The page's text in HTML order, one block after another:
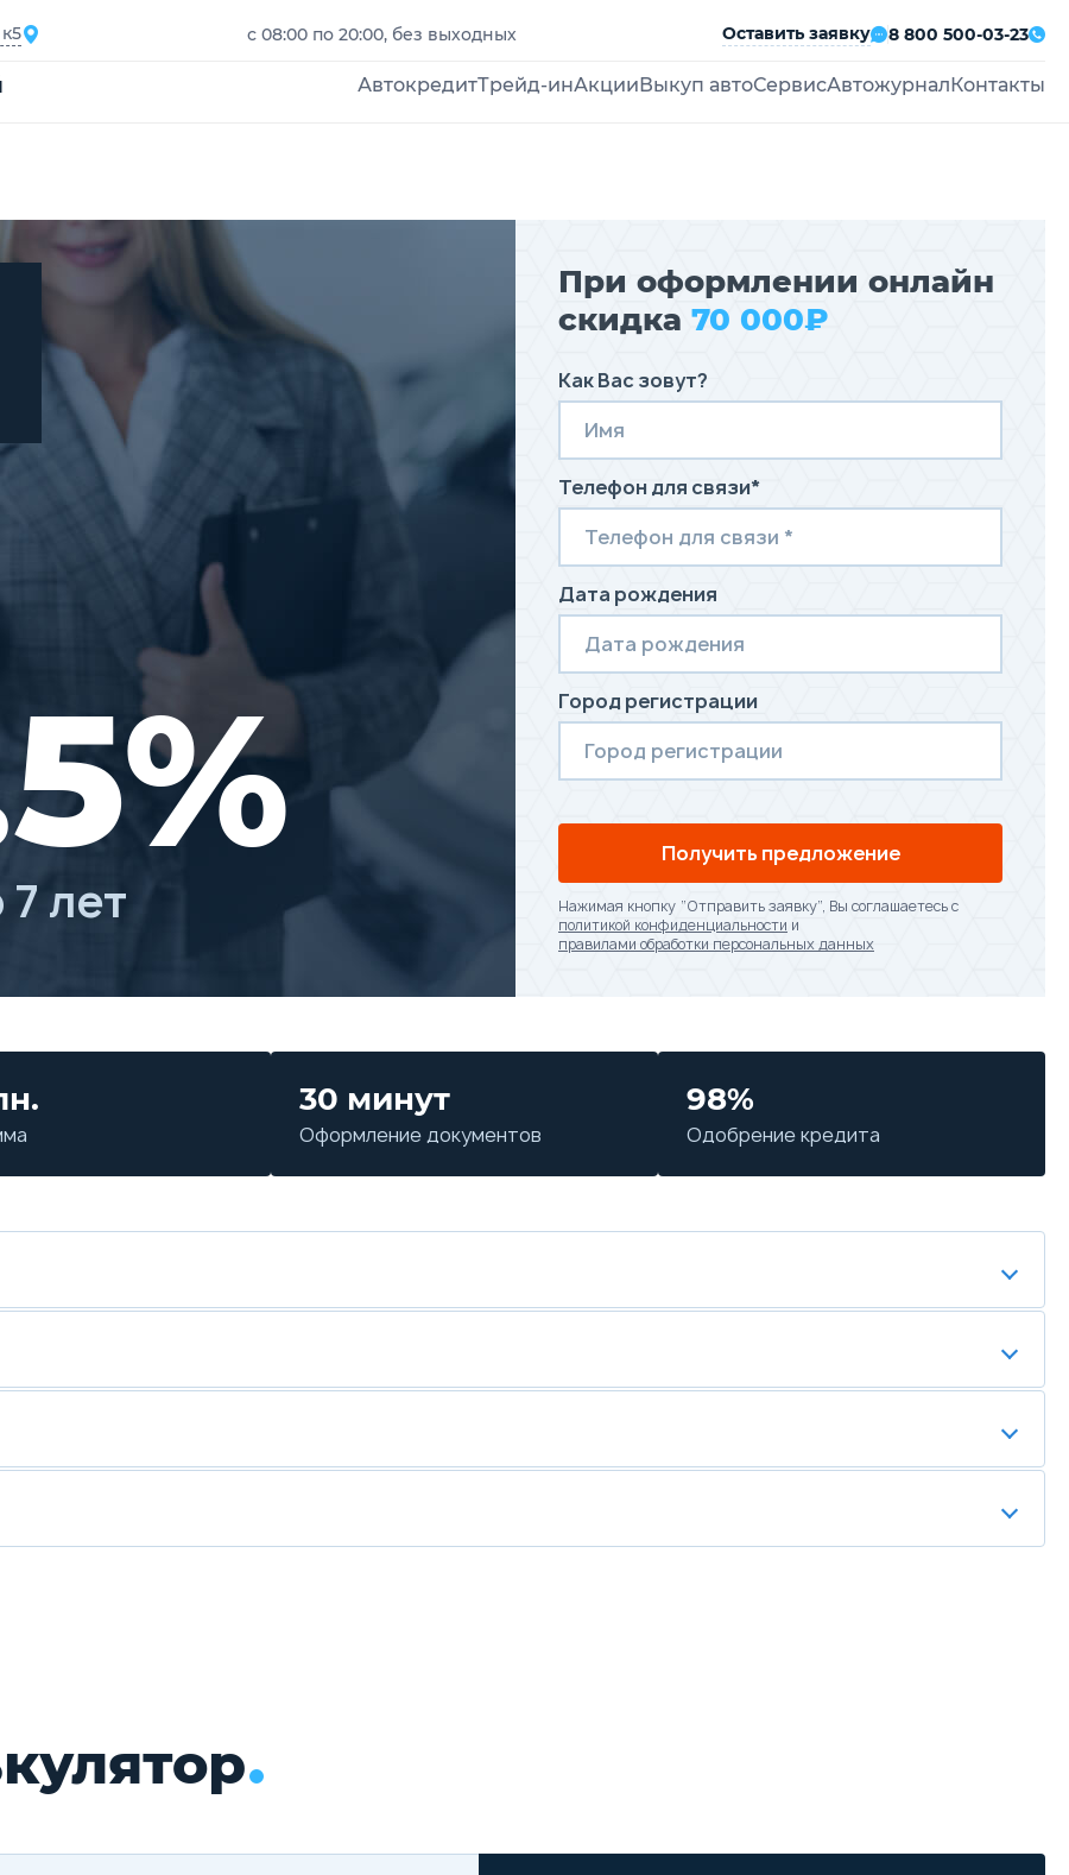
с 08:00 по 20:00, без выходных Оставить заявку 8 800 500-03-23
АвтокредитТрейд-инАкции Выкуп автоСервисАвтожурнал Контакты
лет
При оформлении онлайн
скидка 70 000₽
Как Вас зовут?
Телефон для связи*
Дата рождения
Город регистрации
Получить предложение
Нажимая кнопку “Отправить заявку”, Вы соглашаетесь с
политикой конфиденциальности и
правилами обработки персональных данных
30 минут
Оформление документов
98%
Одобрение кредита